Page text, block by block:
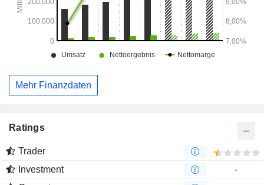
Mehr Finanzdaten
Ratings
Trader
Investment
-